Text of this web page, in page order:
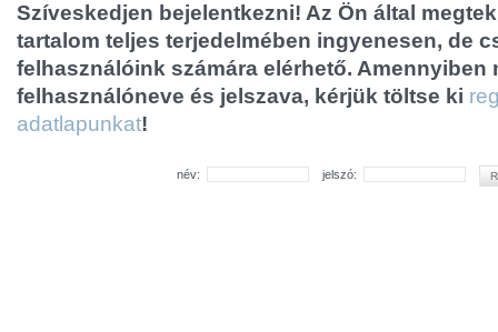
Szíveskedjen bejelentkezni! Az Ön által
tartalom teljes terjedelmében ingyenesen, de
felhasználóink számára elérhető. Amennyiben
felhasználóneve és jelszava, kérjük töltse ki
adatlapunkat!
név: jelszó: